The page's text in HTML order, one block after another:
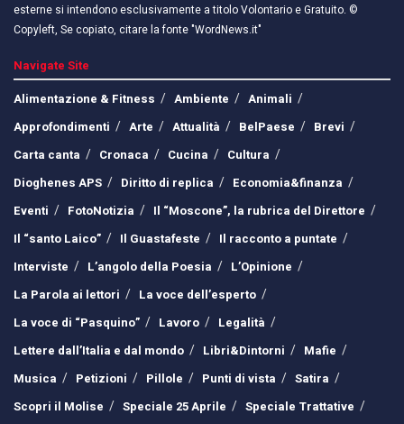
esterne si intendono esclusivamente a titolo Volontario e Gratuito. ©
Copyleft, Se copiato, citare la fonte "WordNews.it"
Navigate Site
Alimentazione & Fitness
Ambiente
Animali
Approfondimenti
Arte Attualità BelPaese
Brevi
Carta canta
Cronaca Cucina
Cultura
Dioghenes APS
Diritto di replica
Economia&finanza
Eventi
FotoNotizia
Il “Moscone”, la rubrica del Direttore
Il “santo Laico”
Il Guastafeste
Il racconto a puntate
Interviste
L’angolo della Poesia
L’Opinione
La Parola ai lettori
La voce dell’esperto
La voce di “Pasquino”
Lavoro
Legalità
Lettere dall’Italia e dal mondo
Libri&Dintorni
Mafie
Musica
Petizioni Pillole Punti di vista
Satira
Scopri il Molise
Speciale 25 Aprile Speciale Trattative